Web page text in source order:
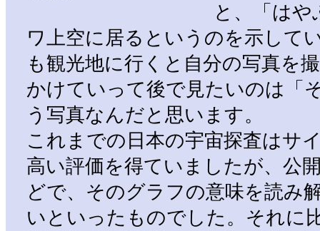
と、「は
ワ上空に居るというのを示して
も観光地に行くと自分の写真を
かけていって後で見たいのは「
う写真なんだと思います。
これまでの日本の宇宙探査はサ
高い評価を得ていましたが、公
どで、そのグラフの意味を読み
いといったものでした。それに